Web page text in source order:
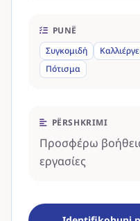
PUNË
Συγκομιδή
Πότισμα
PËRSHKRIMI
Προσφέρω
εργασίες